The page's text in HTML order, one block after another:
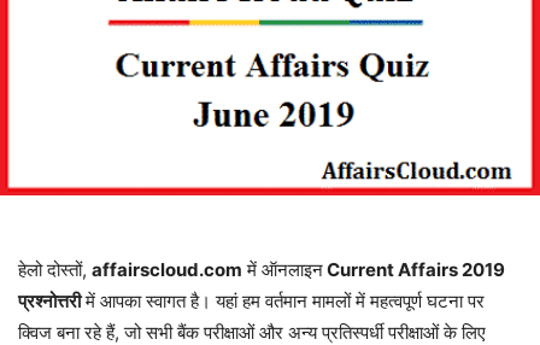
हेलो दोस्तों, affairscloud.com में ऑनलाइनCurrent Affairs 2019
प्रश्नोत्तरीमें आपका स्वागत है। यहां हम वर्तमान मामलों में महत्वपूर्ण घटना पर
क्विज बना रहे हैं, जो सभी बैंक परीक्षाओं और अन्य प्रतिस्पर्धी परीक्षाओं के लिए